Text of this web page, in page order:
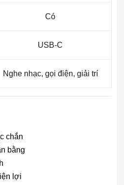
Có
USB-C
Nghe nhạc, gọi điện, giải trí
chắn
bằng
lợi